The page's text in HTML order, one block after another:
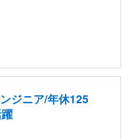
ジニア/年休125